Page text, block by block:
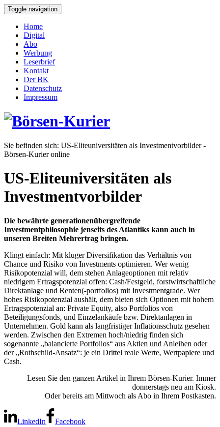
Toggle navigation
Home
Digital
Abo
Werbung
Leserbrief
Kontakt
Der BK
Datenschutz
Impressum
Sie befinden sich: US-Eliteuniversitäten als Investmentvorbilder -
Börsen-Kurier online
US-Eliteuniversitäten als
Investmentvorbilder
Die bewährte generationenübergreifende
Investmentphilosophie jenseits des Atlantiks kann auch in
unseren Breiten Mehrertrag bringen.
Klingt einfach: Mit kluger Diversifikation das Verhältnis von
Chance und Risiko von Investments optimieren. Wer wenig
Risikopotenzial will, dem stehen Anlageoptionen mit relativ
niedrigem Ertragspotenzial offen: Cash/Festgeld, forstwirtschaftliche
Direktanlage und Renten(-portfolios) mit Investmentgrade. Wer
hohes Risikopotenzial aushält, dem bieten sich Optionen mit hohem
Ertragspotenzial an: Private Equity, also Portfolios von
Beteiligungsfonds, und Einzelankäufe bzw. Direktanlagen in
Unternehmen. Gold kann als langfristiger Inflationsschutz gesehen
werden. Zwischen den Extremen hoch/niedrig finden sich
sogenannte „balancierte Portfolios“ aus Aktien und Anleihen oder
der „Rothschild-Ansatz“: je ein Drittel reale Werte, Wertpapiere und
Cash.
Lesen Sie den ganzen Artikel in Ihrem Börsen-Kurier. Immer
donnerstags neu am Kiosk.
Oder bereits am Mittwoch als Abo in Ihrem Postkasten.
LinkedIn Facebook